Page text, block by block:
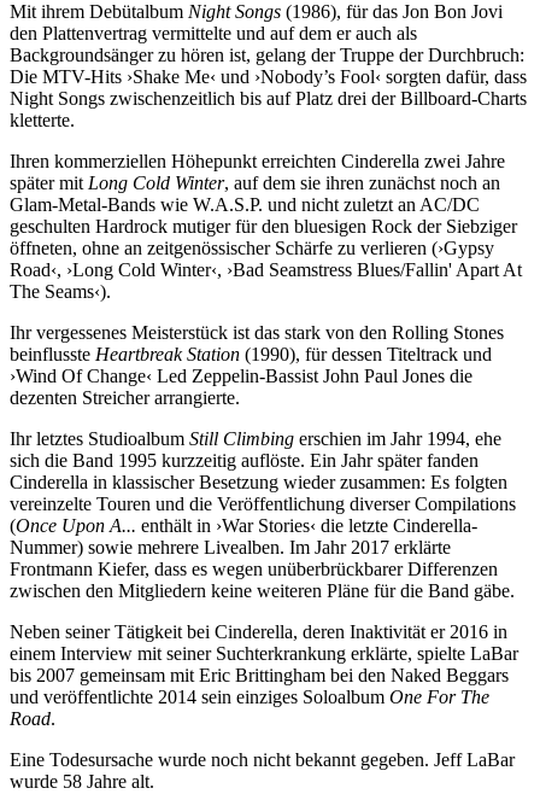
Mit ihrem Debütalbum Night Songs (1986), für das Jon Bon Jovi
den Plattenvertrag vermittelte und auf dem er auch als
Backgroundsänger zu hören ist, gelang der Truppe der Durchbruch:
Die MTV-Hits ›Shake Me‹ und ›Nobody’s Fool‹ sorgten dafür, dass
Night Songs zwischenzeitlich bis auf Platz drei der Billboard-Charts
kletterte.
Ihren kommerziellen Höhepunkt erreichten Cinderella zwei Jahre
später mit Long Cold Winter, auf dem sie ihren zunächst noch an
Glam-Metal-Bands wie W.A.S.P. und nicht zuletzt an AC/DC
geschulten Hardrock mutiger für den bluesigen Rock der Siebziger
öffneten, ohne an zeitgenössischer Schärfe zu verlieren (›Gypsy
Road‹, ›Long Cold Winter‹, ›Bad Seamstress Blues/Fallin' Apart At
The Seams‹).
Ihr vergessenes Meisterstück ist das stark von den Rolling Stones
beinflusste Heartbreak Station (1990), für dessen Titeltrack und
›Wind Of Change‹ Led Zeppelin-Bassist John Paul Jones die
dezenten Streicher arrangierte.
Ihr letztes Studioalbum Still Climbing erschien im Jahr 1994, ehe
sich die Band 1995 kurzzeitig auflöste. Ein Jahr später fanden
Cinderella in klassischer Besetzung wieder zusammen: Es folgten
vereinzelte Touren und die Veröffentlichung diverser Compilations
(Once Upon A... enthält in ›War Stories‹ die letzte Cinderella-
Nummer) sowie mehrere Livealben. Im Jahr 2017 erklärte
Frontmann Kiefer, dass es wegen unüberbrückbarer Differenzen
zwischen den Mitgliedern keine weiteren Pläne für die Band gäbe.
Neben seiner Tätigkeit bei Cinderella, deren Inaktivität er 2016 in
einem Interview mit seiner Suchterkrankung erklärte, spielte LaBar
bis 2007 gemeinsam mit Eric Brittingham bei den Naked Beggars
und veröffentlichte 2014 sein einziges Soloalbum One For The
Road.
Eine Todesursache wurde noch nicht bekannt gegeben. Jeff LaBar
wurde 58 Jahre alt.